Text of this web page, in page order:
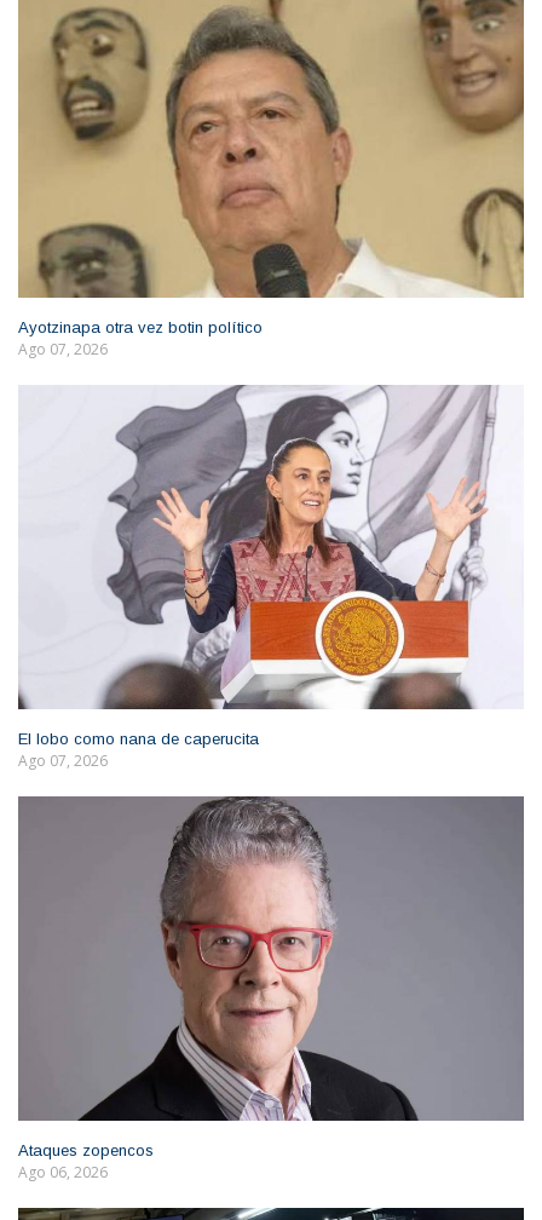
Ayotzinapa otra vez botin político
Ago 07, 2026
El lobo como nana de caperucita
Ago 07, 2026
Ataques zopencos
Ago 06, 2026